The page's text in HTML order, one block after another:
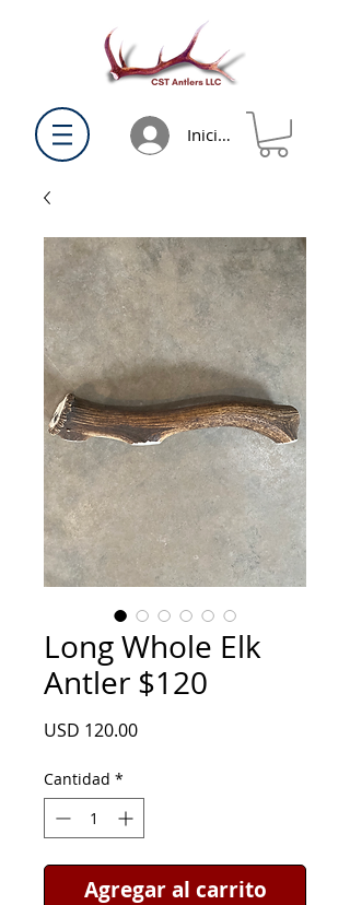
Iniciar sesión
Long Whole Elk
Antler $120
USD 120.00Precio
Cantidad *
Agregar al carrito